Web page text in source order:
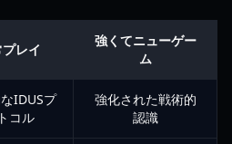
レイ
強くてニューゲー
ム
IDUSプ
コル
強化された戦術的
認識